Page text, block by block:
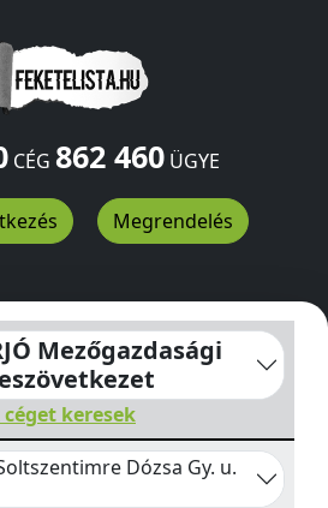
CÉG 862 460ÜGYE
Megrendelés
PinceszövetkezetDózsa Gy. u.
Mezőgazdasági
keresek
Dózsa Gy. u.